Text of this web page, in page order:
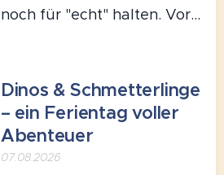
noch für "echt" halten. Vor...
Dinos & Schmetterlinge
– ein Ferientag voller
Abenteuer
07.08.2026